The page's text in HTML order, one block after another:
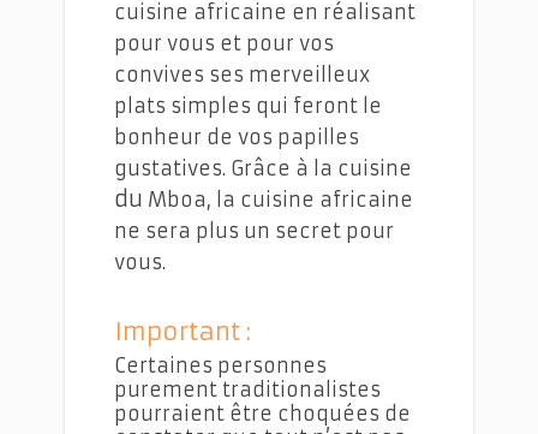
cuisine africaine en réalisant
pour vous et pour vos
convives ses merveilleux
plats simples qui feront le
bonheur de vos papilles
gustatives. Grâce à la cuisine
du Mboa, la cuisine africaine
ne sera plus un secret pour
vous.
Important :
Certaines personnes
purement traditionalistes
pourraient être choquées de